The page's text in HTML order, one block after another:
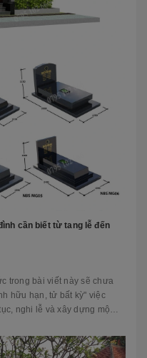
cần biết từ tang lễ đến
trong bài viết này sẽ chưa
hữu hạn, tử bất kỳ" việc
nghi lễ và xây dựng mộ